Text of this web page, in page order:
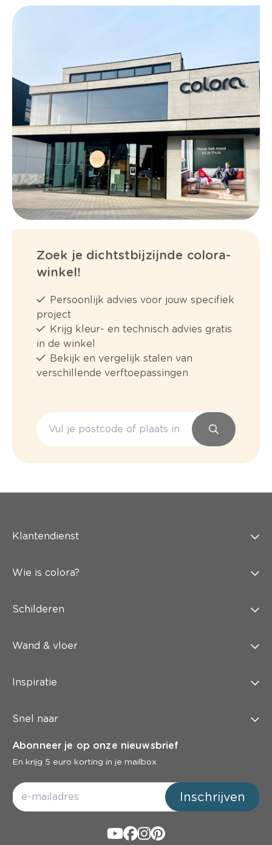
Zoek je dichtstbijzijnde colora-
winkel!
Persoonlijk advies voor jouw specifiek
project
Krijg kleur- en technisch advies gratis
in de winkel
Bekijk en vergelijk stalen van
verschillende verftoepassingen
Klantendienst
Wie is colora?
Schilderen
Wand & vloer
Inspiratie
Snel naar
Abonneer je op onze nieuwsbrief
En krijg 5 euro korting in je mailbox
Inschrijven